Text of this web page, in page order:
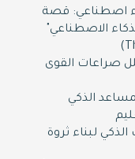
اصطناعي: قصة
الاصطناعي"
صراعات القوى
الذكي
لبناء ثروة